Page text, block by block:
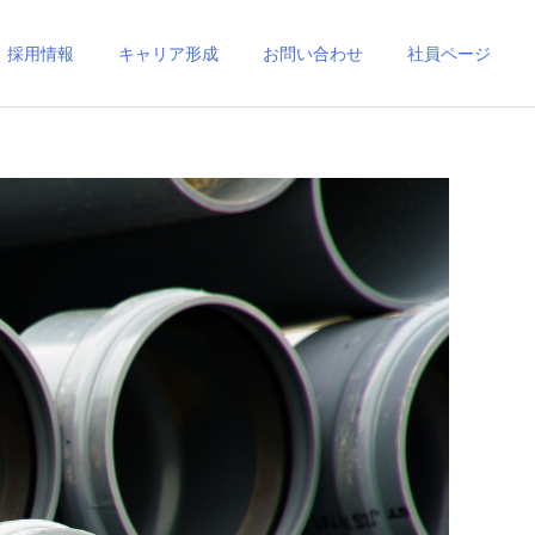
採用情報 キャリア形成 お問い合わせ 社員ページ